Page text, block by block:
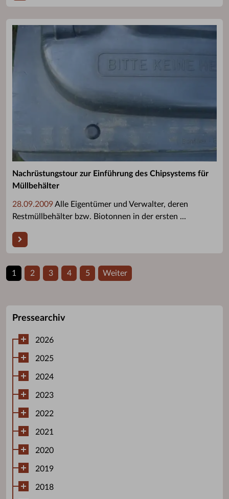
Nachrüstungstour zur Einführung des Chipsystems für
Müllbehälter
28.09.2009Alle Eigentümer und Verwalter, deren
Restmüllbehälter bzw. Biotonnen in der ersten ...
1 2 3 4 5 Weiter
Pressearchiv
2026
2025
2024
2023
2022
2021
2020
2019
2018